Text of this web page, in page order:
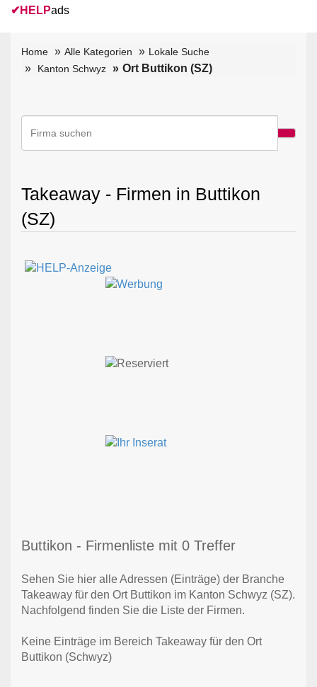
✔ HELPads
Home Alle Kategorien
Lokale Suche
Kanton Schwyz
Ort Buttikon (SZ)
Takeaway - Firmen in Buttikon
(SZ)
Buttikon - Firmenliste mit 0 Treffer
Sehen Sie hier alle Adressen (Einträge) der Branche
Takeaway für den Ort Buttikon im Kanton Schwyz (SZ).
Nachfolgend finden Sie die Liste der Firmen.
Keine Einträge im Bereich Takeaway für den Ort
Buttikon (Schwyz)